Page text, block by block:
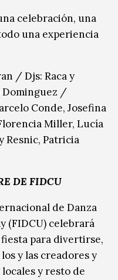
celebración, una
una experiencia
/ Djs: Raca y
/
Conde, Josefina
Miller, Lucía
Resnic, Patricia
DE FIDCU
de Danza
(FIDCU) celebrará
para divertirse,
y las creadores y
y resto de